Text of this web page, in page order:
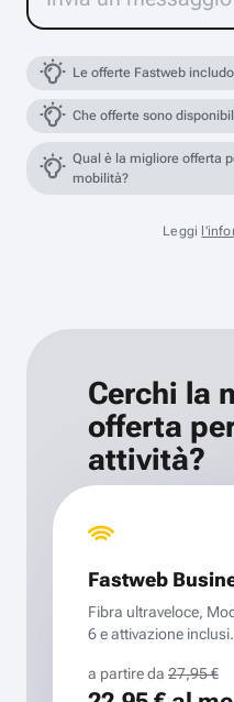
Le offerte Fastweb
Che offerte sono
Qual è la migliore offerta
mobilità?
Leggi
Cerchi la
offerta
attività?
Fastweb
Fibra ultraveloce,
6 e attivazione inclusi.
a partire da 27,95 €